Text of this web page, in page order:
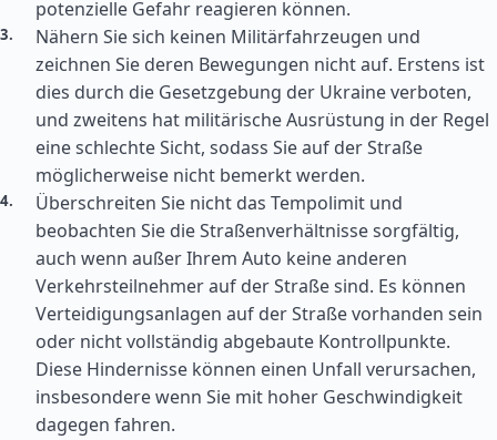
potenzielle Gefahr reagieren können.
Nähern Sie sich keinen Militärfahrzeugen und
zeichnen Sie deren Bewegungen nicht auf. Erstens ist
dies durch die Gesetzgebung der Ukraine verboten,
und zweitens hat militärische Ausrüstung in der Regel
eine schlechte Sicht, sodass Sie auf der Straße
möglicherweise nicht bemerkt werden.
Überschreiten Sie nicht das Tempolimit und
beobachten Sie die Straßenverhältnisse sorgfältig,
auch wenn außer Ihrem Auto keine anderen
Verkehrsteilnehmer auf der Straße sind. Es können
Verteidigungsanlagen auf der Straße vorhanden sein
oder nicht vollständig abgebaute Kontrollpunkte.
Diese Hindernisse können einen Unfall verursachen,
insbesondere wenn Sie mit hoher Geschwindigkeit
dagegen fahren.